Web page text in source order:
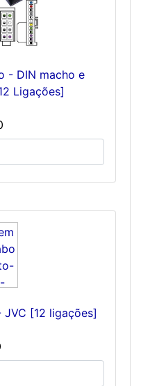
- DIN macho e
Ligações]
[12 ligações]